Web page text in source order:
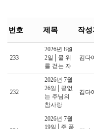
번호 제목 작성
233
2026년 8월
2일│물 위
를 걷는 자
김다
232
2026년 7월
26일│끝없
는 주님의
참사랑
김다
2026년 7월
19일│주 품